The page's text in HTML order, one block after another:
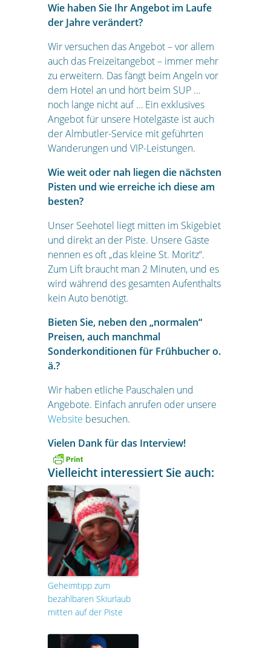
Wie haben Sie Ihr Angebot im Laufe
der Jahre verändert?
Wir versuchen das Angebot – vor allem
auch das Freizeitangebot – immer mehr
zu erweitern. Das fängt beim Angeln vor
dem Hotel an und hört beim SUP …
noch lange nicht auf … Ein exklusives
Angebot für unsere Hotelgäste ist auch
der Almbutler-Service mit geführten
Wanderungen und VIP-Leistungen.
Wie weit oder nah liegen die nächsten
Pisten und wie erreiche ich diese am
besten?
Unser Seehotel liegt mitten im Skigebiet
und direkt an der Piste. Unsere Gäste
nennen es oft „das kleine St. Moritz“.
Zum Lift braucht man 2 Minuten, und es
wird während des gesamten Aufenthalts
kein Auto benötigt.
Bieten Sie, neben den „normalen“
Preisen, auch manchmal
Sonderkonditionen für Frühbucher o.
ä.?
Wir haben etliche Pauschalen und
Angebote. Einfach anrufen oder unsere
Website besuchen.
Vielen Dank für das Interview!
Vielleicht interessiert Sie auch:
Geheimtipp zum
bezahlbaren Skiurlaub
mitten auf der Piste